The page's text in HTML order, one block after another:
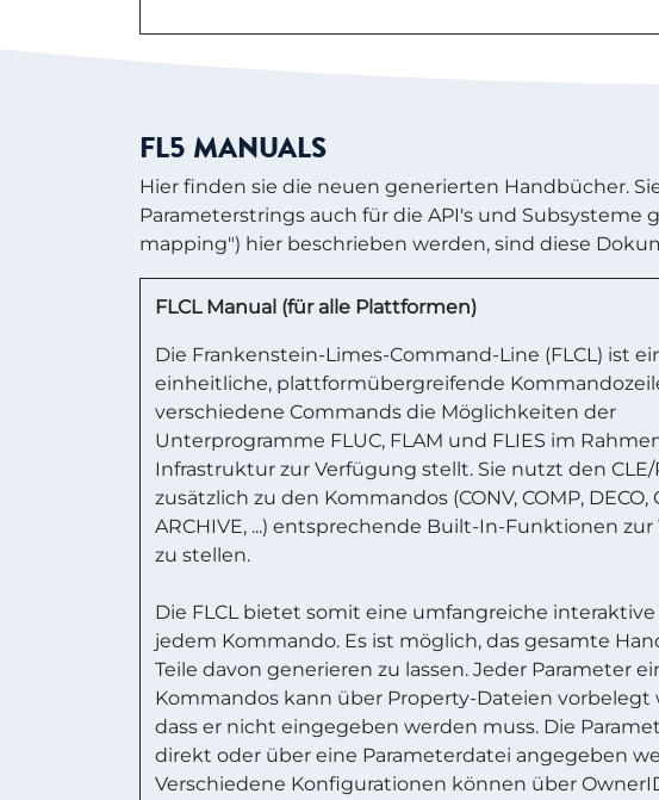
FL5 MANUALS
Hier finden sie die neuen generierten Handbücher.
Parameterstrings auch für die API's und
mapping") hier beschrieben werden, sind diese
FLCL Manual (für alle Plattformen)
Die Frankenstein-Limes-Command-Line (FLCL) ist
einheitliche, plattformübergreifende
verschiedene Commands die Möglichkeiten der
Unterprogramme FLUC, FLAM und FLIES im
Infrastruktur zur Verfügung stellt. Sie nutzt den CLE/
zusätzlich zu den Kommandos (CONV, COMP, DECO,
ARCHIVE, ...) entsprechende Built-In-Funktionen
zu stellen.
Die FLCL bietet somit eine umfangreiche interaktive
jedem Kommando. Es ist möglich, das gesamte
Teile davon generieren zu lassen. Jeder Parameter
Kommandos kann über Property-Dateien vorbelegt
dass er nicht eingegeben werden muss. Die
direkt oder über eine Parameterdatei angegeben
Verschiedene Konfigurationen können über